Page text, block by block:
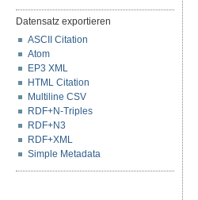
Datensatz exportieren
ASCII Citation
Atom
EP3 XML
HTML Citation
Multiline CSV
RDF+N-Triples
RDF+N3
RDF+XML
Simple Metadata